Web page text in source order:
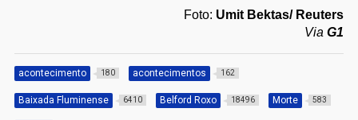
Foto: Umit Bektas/ Reuters
ViaG1
acontecimento 180 acontecimentos 162
Baixada Fluminense 6410 Belford Roxo 18496 Morte 583